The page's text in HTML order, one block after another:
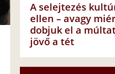
A selejtezés
ellen – avagy
dobjuk el a
jövő a tét